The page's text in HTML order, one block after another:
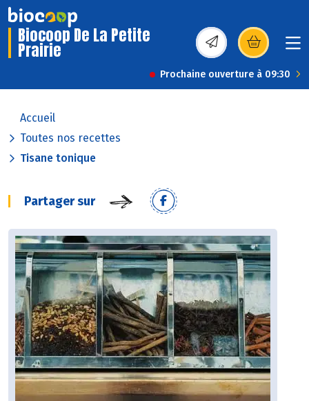
Biocoop De La Petite
Prairie (s’ouvre dans une
Prochaine ouverture à 09:30
Accueil
Toutes nos recettes
Tisane tonique
Partager sur